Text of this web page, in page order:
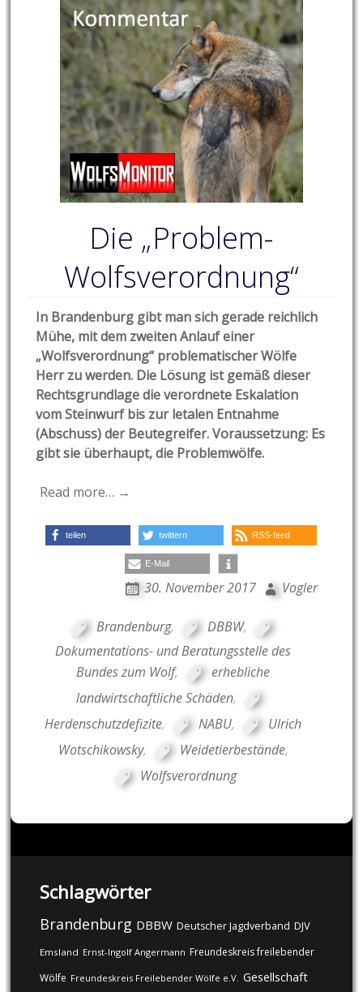
Die „Problem-
Wolfsverordnung“
In Brandenburg gibt man sich gerade reichlich
Mühe, mit dem zweiten Anlauf einer
„Wolfsverordnung“ problematischer Wölfe
Herr zu werden. Die Lösung ist gemäß dieser
Rechtsgrundlage die verordnete Eskalation
vom Steinwurf bis zur letalen Entnahme
(Abschuss) der Beutegreifer. Voraussetzung: Es
gibt sie überhaupt, die Problemwölfe.
Read more… →
teilen twittern RSS-feed
E-Mail
30. November 2017 Vogler
Brandenburg, DBBW,
Dokumentations- und Beratungsstelle des
Bundes zum Wolf,
erhebliche
landwirtschaftliche Schäden,
Herdenschutzdefizite, NABU,
Ulrich
Wotschikowsky, Weidetierbestände,
Wolfsverordnung
Schlagwörter
Brandenburg DBBW Deutscher Jagdverband DJV
Emsland Ernst-Ingolf Angermann Freundeskreis freilebender
Wölfe Freundeskreis Freilebender Wölfe e.V. Gesellschaft